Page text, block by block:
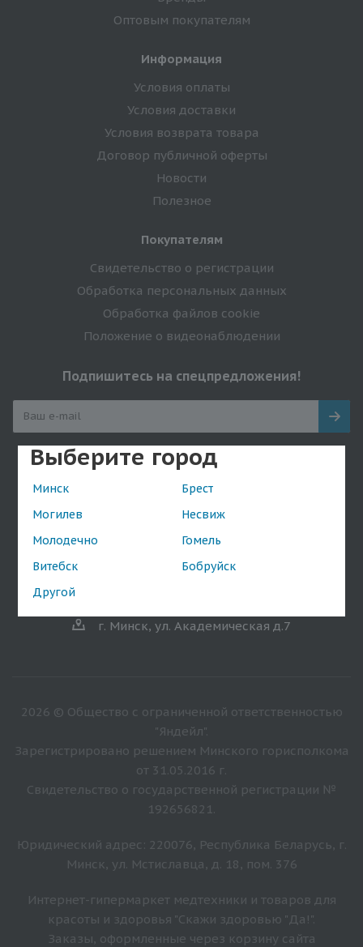
Выберите город
Минск
Брест
Могилев
Несвиж
Молодечно
Гомель
Витебск
Бобруйск
Другой
Оптовым покупателям
Информация
Условия оплаты
Условия доставки
Условия возврата товара
Договор публичной оферты
Новости
Полезное
Покупателям
Свидетельство о регистрации
Обработка персональных данных
Обработка файлов cookie
Положение о видеонаблюдении
Подпишитесь на спецпредложения!
Оставайтесь на связи
+375(29) 601-89-10
г. Минск, ул. Академическая д.7
2026 © Общество с ограниченной ответственностью
"Яндейл".
Зарегистрировано решением Минского горисполкома
от 31.05.2016 г.
Свидетельство о государственной регистрации №
192656821.
Юридический адрес: 220076, Республика Беларусь, г.
Минск, ул. Мстиславца, д. 18, пом. 376
Интернет-гипермаркет медтехники и товаров для
красоты и здоровья "Скажи здоровью "Да!".
Заказы, оформленные через корзину сайта